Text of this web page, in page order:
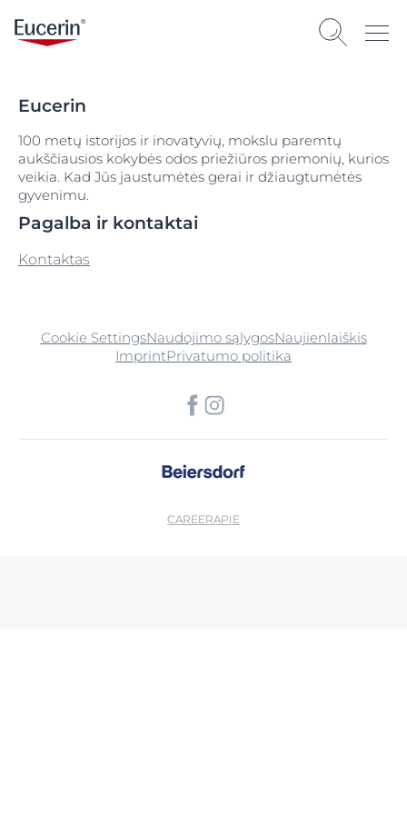
Eucerin
100 metų istorijos ir inovatyvių, mokslu paremtų
aukščiausios kokybės odos priežiūros priemonių, kurios
veikia. Kad Jūs jaustumėtės gerai ir džiaugtumėtės
gyvenimu.
Pagalba ir kontaktai
Kontaktas
Cookie SettingsNaudojimo sąlygosNaujienlaiškis
ImprintPrivatumo politika
CAREERAPIE